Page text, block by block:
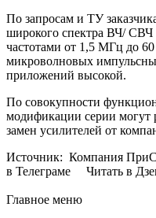
По запросам и ТУ
широкого спектра ВЧ/ СВЧ
частотами от 1,5 МГц до
микроволновых
приложений высокой.
По совокупности
модификации серии могут
замен усилителей от
Источник: Компания
в Телеграме Читать в
Главное меню